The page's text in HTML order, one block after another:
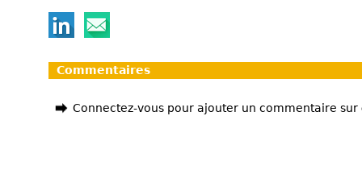
Commentaires
Connectez-vous pour ajouter un commentaire sur